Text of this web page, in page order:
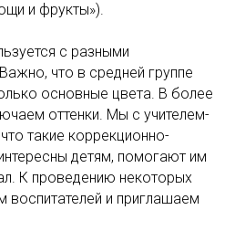
и фрукты»).
с разными
что в средней группе
основные цвета. В более
оттенки. Мы с учителем-
такие коррекционно-
детям, помогают им
К проведению некоторых
воспитателей и приглашаем